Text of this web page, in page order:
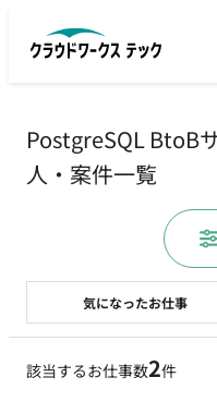
PostgreSQL BtoB
人・案件一覧
該当するお仕事数2件
気になったお仕事